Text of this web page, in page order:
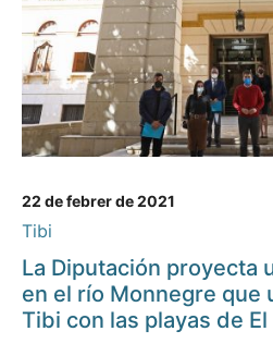
22 de febrer de 2021
Tibi
La Diputación proyecta
en el río Monnegre que
Tibi con las playas de